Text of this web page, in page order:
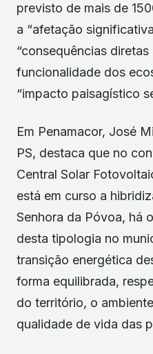
previsto de mais de
a “afetação
“consequências diretas
funcionalidade dos
“impacto paisagístico
Em Penamacor, José
PS, destaca que no
Central Solar
está em curso a
Senhora da Póvoa, há
desta tipologia no
transição energética
forma equilibrada,
do território, o
qualidade de vida das